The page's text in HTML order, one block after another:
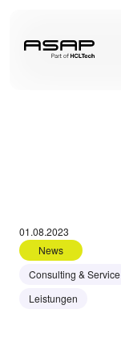
01.08.2023
News
Consulting & Service
Leistungen